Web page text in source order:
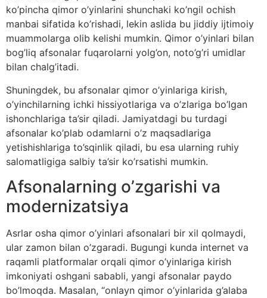
ko’pincha qimor o’yinlarini shunchaki ko’ngil ochish
manbai sifatida ko’rishadi, lekin aslida bu jiddiy ijtimoiy
muammolarga olib kelishi mumkin. Qimor o’yinlari bilan
bog’liq afsonalar fuqarolarni yolg’on, noto’g’ri umidlar
bilan chalg’itadi.
Shuningdek, bu afsonalar qimor o’yinlariga kirish,
o’yinchilarning ichki hissiyotlariga va o’zlariga bo’lgan
ishonchlariga ta’sir qiladi. Jamiyatdagi bu turdagi
afsonalar ko’plab odamlarni o’z maqsadlariga
yetishishlariga to’sqinlik qiladi, bu esa ularning ruhiy
salomatligiga salbiy ta’sir ko’rsatishi mumkin.
Afsonalarning o’zgarishi va
modernizatsiya
Asrlar osha qimor o’yinlari afsonalari bir xil qolmaydi,
ular zamon bilan o’zgaradi. Bugungi kunda internet va
raqamli platformalar orqali qimor o’yinlariga kirish
imkoniyati oshgani sababli, yangi afsonalar paydo
bo’lmoqda. Masalan, “onlayn qimor o’yinlarida g’alaba